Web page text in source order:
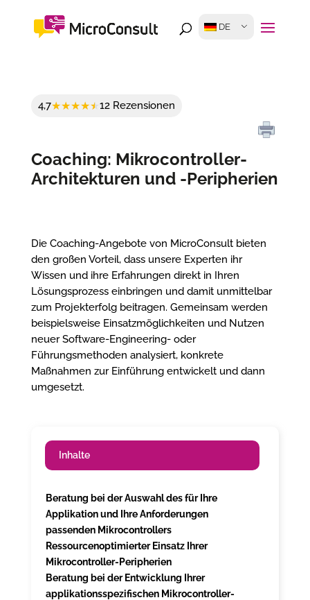
DE
4,7 12 Rezensionen
Coaching: Mikrocontroller-
Architekturen und -Peripherien
Die Coaching-Angebote von MicroConsult bieten
den großen Vorteil, dass unsere Experten ihr
Wissen und ihre Erfahrungen direkt in Ihren
Lösungsprozess einbringen und damit unmittelbar
zum Projekterfolg beitragen. Gemeinsam werden
beispielsweise Einsatzmöglichkeiten und Nutzen
neuer Software-Engineering- oder
Führungsmethoden analysiert, konkrete
Maßnahmen zur Einführung entwickelt und dann
umgesetzt.
Inhalte
Beratung bei der Auswahl des für Ihre
Applikation und Ihre Anforderungen
passenden Mikrocontrollers
Ressourcenoptimierter Einsatz Ihrer
Mikrocontroller-Peripherien
Beratung bei der Entwicklung Ihrer
applikationsspezifischen Mikrocontroller-